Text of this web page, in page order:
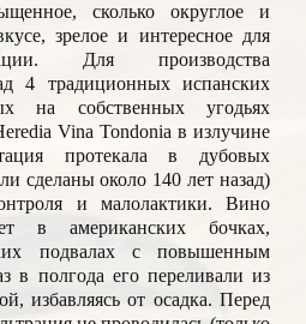
сколько округлое и
зрелое и интересное для
Для производства
4 традиционных испанских
на собственных угодьях
Vina Tondonia в излучине
протекала в дубовых
сделаны около 140 лет назад)
и малолактики. Вино
в американских бочках,
подвалах с повышенным
в полгода его переливали из
избавляясь от осадка. Перед